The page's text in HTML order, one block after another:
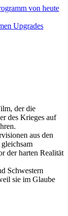
Upgrades
der die
des Krieges auf
aus den
der harten Realität
Schwestern
sie im Glaube